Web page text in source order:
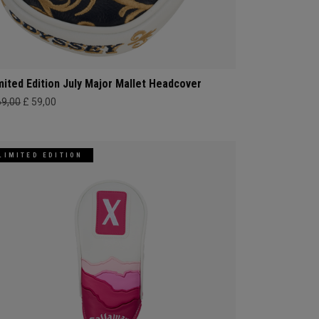
Edition July Major Mallet Headcover
£ 59,00
EDITION